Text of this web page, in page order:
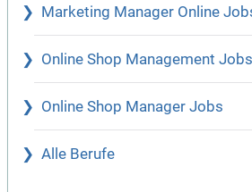
Marketing Manager Online
Online Shop Management Jobs
Online Shop Manager Jobs
Alle Berufe